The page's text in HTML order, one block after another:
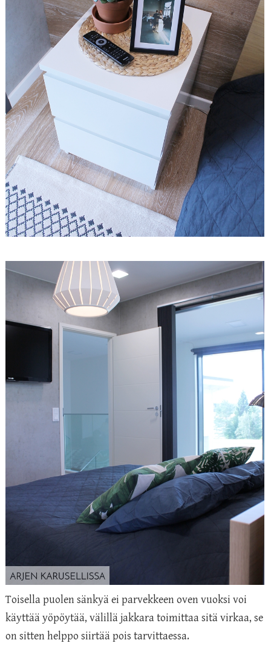
Toisella puolen sänkyä ei parvekkeen oven vuoksi voi
käyttää yöpöytää, välillä jakkara toimittaa sitä virkaa, se
on sitten helppo siirtää pois tarvittaessa.